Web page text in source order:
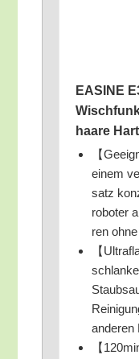
EASINE
haa­re
【
einem
satz
ro­bo­ter
ren
【
ande­ren
【